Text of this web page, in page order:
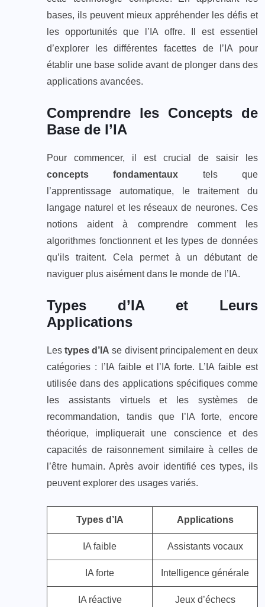
bases, ils peuvent mieux appréhender les défis et
les opportunités que l’IA offre. Il est essentiel
d’explorer les différentes facettes de l’IA pour
établir une base solide avant de plonger dans des
applications avancées.
Comprendre les Concepts de
Base de l’IA
Pour commencer, il est crucial de saisir les
concepts fondamentaux tels que
l’apprentissage automatique, le traitement du
langage naturel et les réseaux de neurones. Ces
notions aident à comprendre comment les
algorithmes fonctionnent et les types de données
qu’ils traitent. Cela permet à un débutant de
naviguer plus aisément dans le monde de l’IA.
Types d’IA et Leurs
Applications
Lestypes d’IA se divisent principalement en deux
catégories : l’IA faible et l’IA forte. L’IA faible est
utilisée dans des applications spécifiques comme
les assistants virtuels et les systèmes de
recommandation, tandis que l’IA forte, encore
théorique, impliquerait une conscience et des
capacités de raisonnement similaire à celles de
l’être humain. Après avoir identifié ces types, ils
peuvent explorer des usages variés.
Types d’IA Applications
IA faible Assistants vocaux
IA forte Intelligence générale
IA réactive Jeux d’échecs